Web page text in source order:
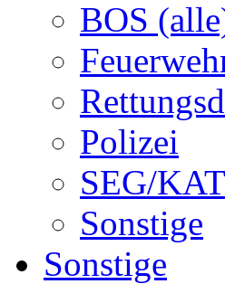
BOS
Polizei
SEG/
Sonstige
Sonstige